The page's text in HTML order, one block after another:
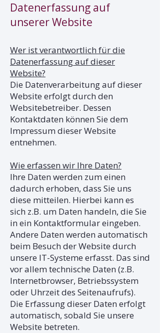
Datenerfassung auf
unserer Website
Wer ist verantwortlich für die
Datenerfassung auf dieser
Website?
Die Datenverarbeitung auf dieser
Website erfolgt durch den
Websitebetreiber. Dessen
Kontaktdaten können Sie dem
Impressum dieser Website
entnehmen.
Wie erfassen wir Ihre Daten?
Ihre Daten werden zum einen
dadurch erhoben, dass Sie uns
diese mitteilen. Hierbei kann es
sich z.B. um Daten handeln, die Sie
in ein Kontaktformular eingeben.
Andere Daten werden automatisch
beim Besuch der Website durch
unsere IT-Systeme erfasst. Das sind
vor allem technische Daten (z.B.
Internetbrowser, Betriebssystem
oder Uhrzeit des Seitenaufrufs).
Die Erfassung dieser Daten erfolgt
automatisch, sobald Sie unsere
Website betreten.